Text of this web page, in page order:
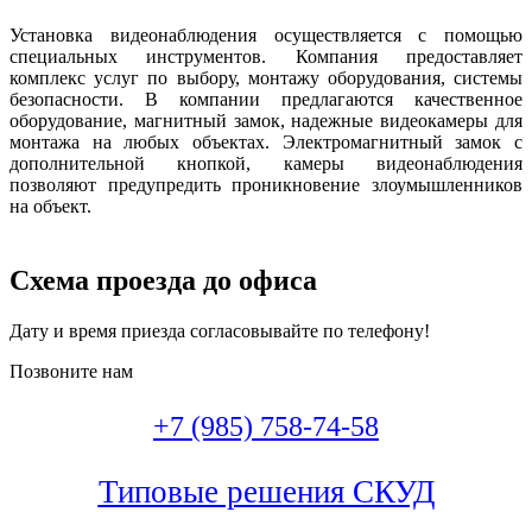
Установка видеонаблюдения осуществляется с помощью
специальных инструментов. Компания предоставляет
комплекс услуг по выбору, монтажу оборудования, системы
безопасности. В компании предлагаются качественное
оборудование, магнитный замок, надежные видеокамеры для
монтажа на любых объектах. Электромагнитный замок с
дополнительной кнопкой, камеры видеонаблюдения
позволяют предупредить проникновение злоумышленников
на объект.
Схема проезда до офиса
Дату и время приезда согласовывайте по телефону!
Позвоните нам
+7 (985) 758-74-58
Типовые решения СКУД